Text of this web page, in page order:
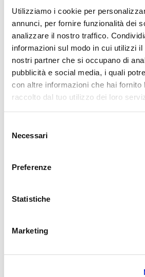
Utilizziamo i cookie per
annunci, per fornire funzionalità dei
analizzare il nostro traffico.
informazioni sul modo in cui utilizzi
nostri partner che si occupano di
pubblicità e social media, i quali
con altre informazioni che hai fornito
raccolto dal tuo utilizzo dei loro
delNecessari
Preferenze
Statistiche
Marketing
si svolgeranno in forma
Reggio Emilia, 17 Ottobre 2023
CONDIVIDI
Iotti silvia